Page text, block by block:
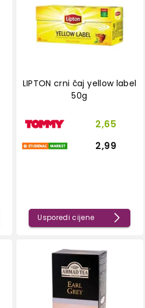
LIPTON crni čaj yellow label
50g
2,65
2,99
Usporedi cijene